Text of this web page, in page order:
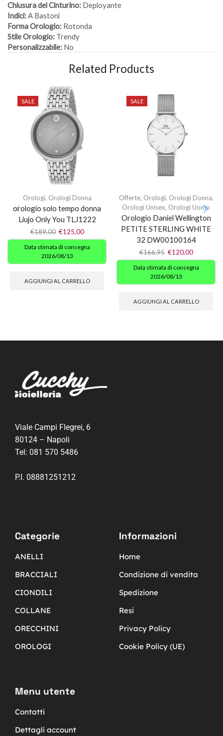
Chiusura del Cinturino: Deployante
Indici:A Bastoni
Forma Orologio: Rotonda
Stile Orologio: Trendy
Personalizzabile: No
Related Products
SALE
Orologi, Orologi Donna
orologio solo tempo donna
Liujo Only You TLJ1222
€189,00 €125,00
Data stimata di consegna
2026/08/13
AGGIUNGI AL CARRELLO
SALE
Offerte, Orologi, Orologi Donna,
Orologi Unisex, Orologi Uomo
Orologio Daniel Wellington
PETITE STERLING WHITE
32 DW00100164
€166,95 €120,00
Data stimata di consegna
2026/08/13
AGGIUNGI AL CARRELLO
Viale Campi Flegrei, 6
80124 – Napoli
Tel: 081 570 5486
P.I. 08881251212
Categorie
ANELLI
BRACCIALI
CIONDILI
COLLANE
ORECCHINI
OROLOGI
Informazioni
Home
Condizione di vendita
Spedizione
Resi
Privacy Policy
Cookie Policy (UE)
Menu utente
Contatti
Dettagli account